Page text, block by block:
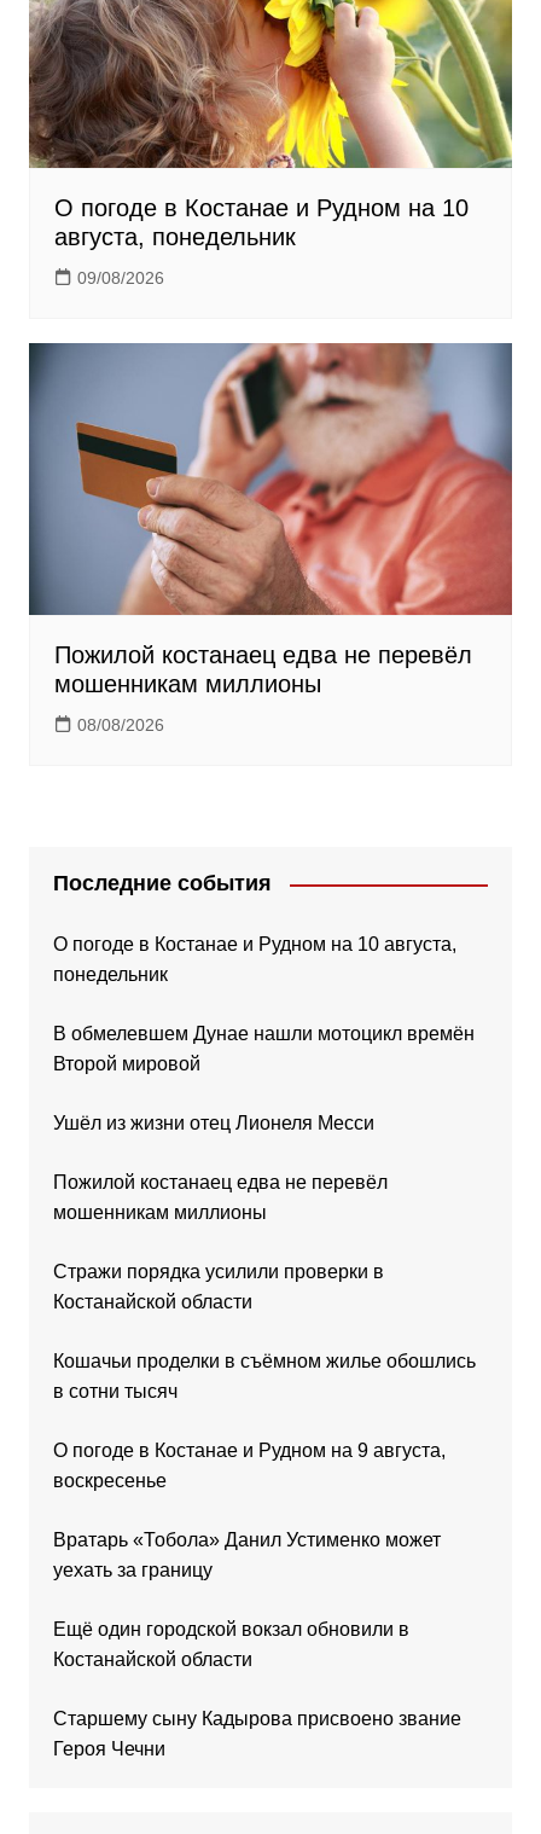
i
О погоде в Костанае и Рудном на 10
августа, понедельник
09/08/2026
Пожилой костанаец едва не перевёл
мошенникам миллионы
08/08/2026
Последние события
О погоде в Костанае и Рудном на 10 августа,
понедельник
В обмелевшем Дунае нашли мотоцикл времён
Второй мировой
Ушёл из жизни отец Лионеля Месси
Пожилой костанаец едва не перевёл
мошенникам миллионы
Стражи порядка усилили проверки в
Костанайской области
Кошачьи проделки в съёмном жилье обошлись
в сотни тысяч
О погоде в Костанае и Рудном на 9 августа,
воскресенье
Вратарь «Тобола» Данил Устименко может
уехать за границу
Ещё один городской вокзал обновили в
Костанайской области
Старшему сыну Кадырова присвоено звание
Героя Чечни